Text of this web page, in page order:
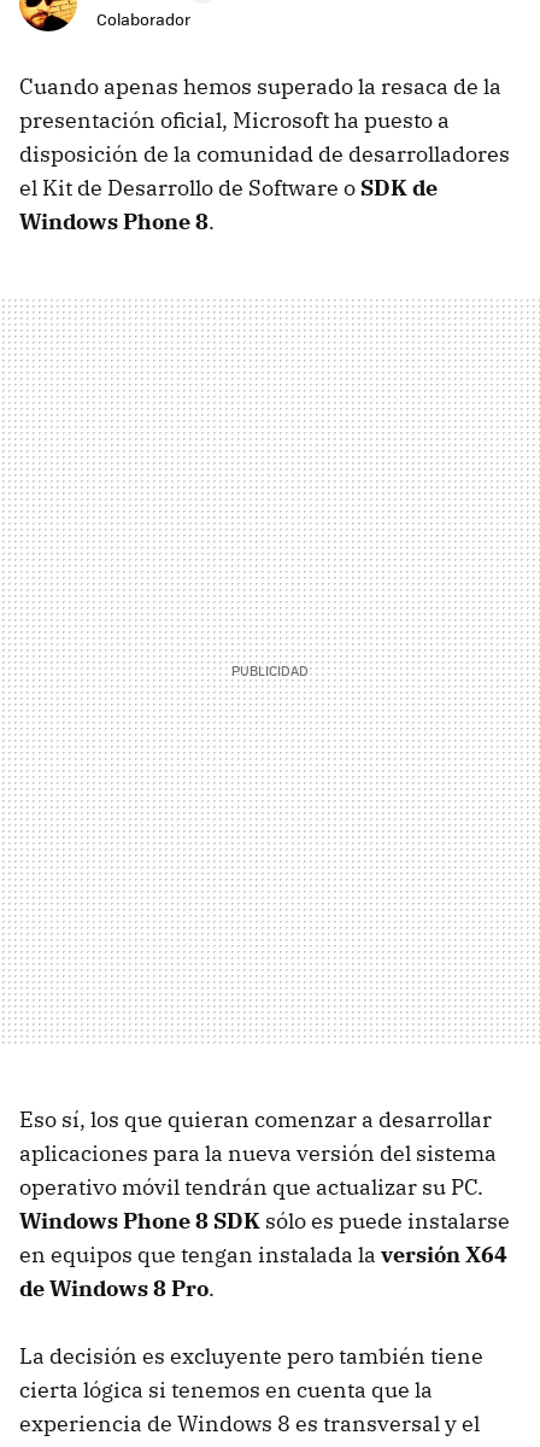
Colaborador
Cuando apenas hemos superado la resaca de la
presentación oficial, Microsoft ha puesto a
disposición de la comunidad de desarrolladores
el Kit de Desarrollo de Software o SDKde
Windows Phone 8.
Eso sí, los que quieran comenzar a desarrollar
aplicaciones para la nueva versión del sistema
operativo móvil tendrán que actualizar su PC.
Windows Phone 8 SDK sólo es puede instalarse
en equipos que tengan instalada la versión X64
de Windows 8 Pro.
La decisión es excluyente pero también tiene
cierta lógica si tenemos en cuenta que la
experiencia de Windows 8 es transversal y el